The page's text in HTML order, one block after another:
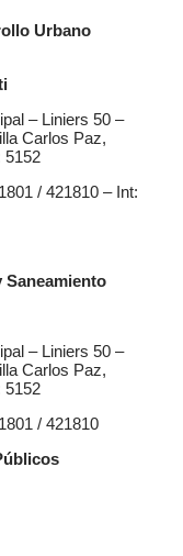
Urbano
– Liniers 50 –
Carlos Paz,
5152
/ 421810 – Int:
Saneamiento
– Liniers 50 –
Carlos Paz,
5152
/ 421810